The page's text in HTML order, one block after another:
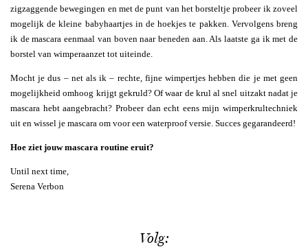
zigzaggende bewegingen en met de punt van het borsteltje probeer ik zoveel
mogelijk de kleine babyhaartjes in de hoekjes te pakken. Vervolgens breng
ik de mascara eenmaal van boven naar beneden aan. Als laatste ga ik met de
borstel van wimperaanzet tot uiteinde.
Mocht je dus – net als ik – rechte, fijne wimpertjes hebben die je met geen
mogelijkheid omhoog krijgt gekruld? Of waar de krul al snel uitzakt nadat je
mascara hebt aangebracht? Probeer dan echt eens mijn wimperkrultechniek
uit en wissel je mascara om voor een waterproof versie. Succes gegarandeerd!
Hoe ziet jouw mascara routine eruit?
Until next time,
Serena Verbon
Volg: